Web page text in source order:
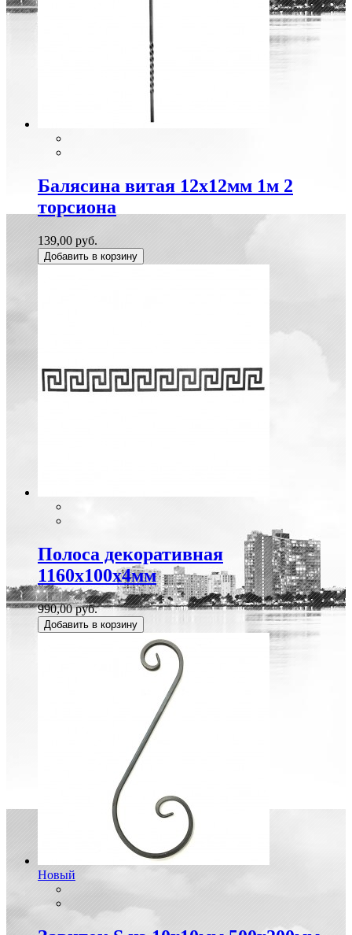
Балясина витая 12х12мм 1м 2
торсиона
139,00 руб.
Добавить в корзину
Полоса декоративная
1160х100х4мм
990,00 руб.
Добавить в корзину
Новый